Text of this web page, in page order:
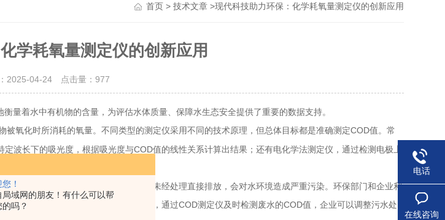
！
局域网的朋友！有什么可以帮
的吗？
首页> 技术文章>现代科技助力环保：化学耗氧量测定仪的创新应用
学耗氧量测定仪的创新应用
2025-04-24 点击量： 977
着水中有机物的含量，为评估水体质量、保障水生态安全提供了重要的数据支持。
氧化时所消耗的氧量。不同类型的测定仪采用不同的技术原理，但总体目标都是准确测定COD值。常
波长下的吸光度，根据吸光度与COD值的线性关系计算出结果；还有电化学法测定仪，通过检测电极上
废水中往往含有大量有机物，如果未经处理直接排放，会对水环境造成严重污染。环保部门和企业利
废水中含有各种染料和助剂等有机物，通过COD测定仪及时检测废水的COD值，企业可以调整污水处
电话
在线咨询